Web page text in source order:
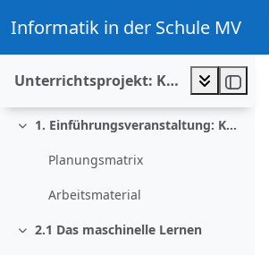
Informatik in der Schule MV
Unterrichtsprojekt: Künstliche Intelligenz
Evaluation - Teilnahmegrund & Erwartung
Ankündigungen
MNIST-Datensatz (Test&Training)
Einklappen 1. Einführungsveranstaltung: KI im Alltag
Planungsmatrix
Arbeitsmaterial
Einklappen
2.1 Das maschinelle Lernen